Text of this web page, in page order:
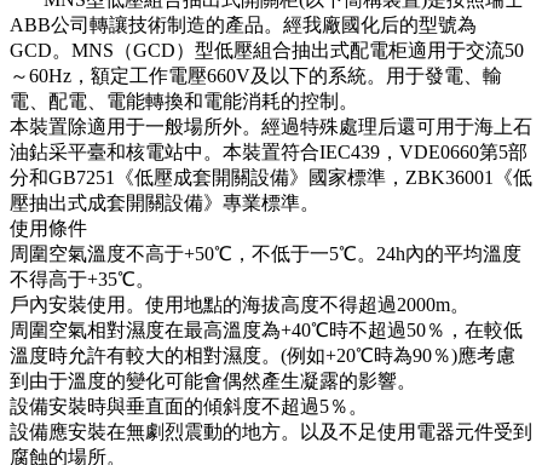
ABB公司轉讓技術制造的產品。經我廠國化后的型號為
GCD。MNS（GCD）型低壓組合抽出式配電柜適用于交流50
～60Hz，額定工作電壓660V及以下的系統。用于發電、輸
電、配電、電能轉換和電能消耗的控制。
本裝置除適用于一般場所外。經過特殊處理后還可用于海上石
油鉆采平臺和核電站中。本裝置符合IEC439，VDE0660第5部
分和GB7251《低壓成套開關設備》國家標準，ZBK36001《低
壓抽出式成套開關設備》專業標準。
使用條件
周圍空氣溫度不高于+50℃，不低于一5℃。24h內的平均溫度
不得高于+35℃。
戶內安裝使用。使用地點的海拔高度不得超過2000m。
周圍空氣相對濕度在最高溫度為+40℃時不超過50％，在較低
溫度時允許有較大的相對濕度。(例如+20℃時為90％)應考慮
到由于溫度的變化可能會偶然產生凝露的影響。
設備安裝時與垂直面的傾斜度不超過5％。
設備應安裝在無劇烈震動的地方。以及不足使用電器元件受到
腐蝕的場所。